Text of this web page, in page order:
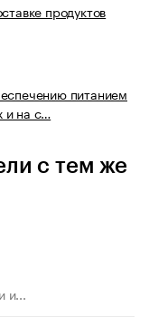
продуктов
питанием
и на с…
с тем же
и...